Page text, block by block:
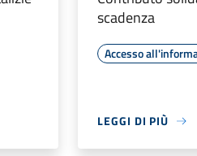
scadenza
Accesso
LEGGI DI PIÙ